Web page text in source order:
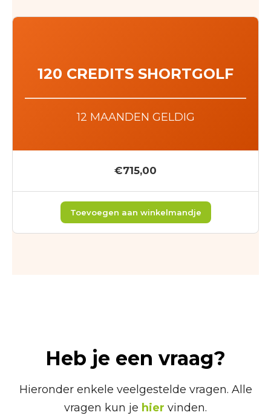
120 CREDITS SHORTGOLF
12 MAANDEN GELDIG
€715,00
Toevoegen aan winkelmandje
Heb je een vraag?
Hieronder enkele veelgestelde vragen. Alle
vragen kun je hier vinden.